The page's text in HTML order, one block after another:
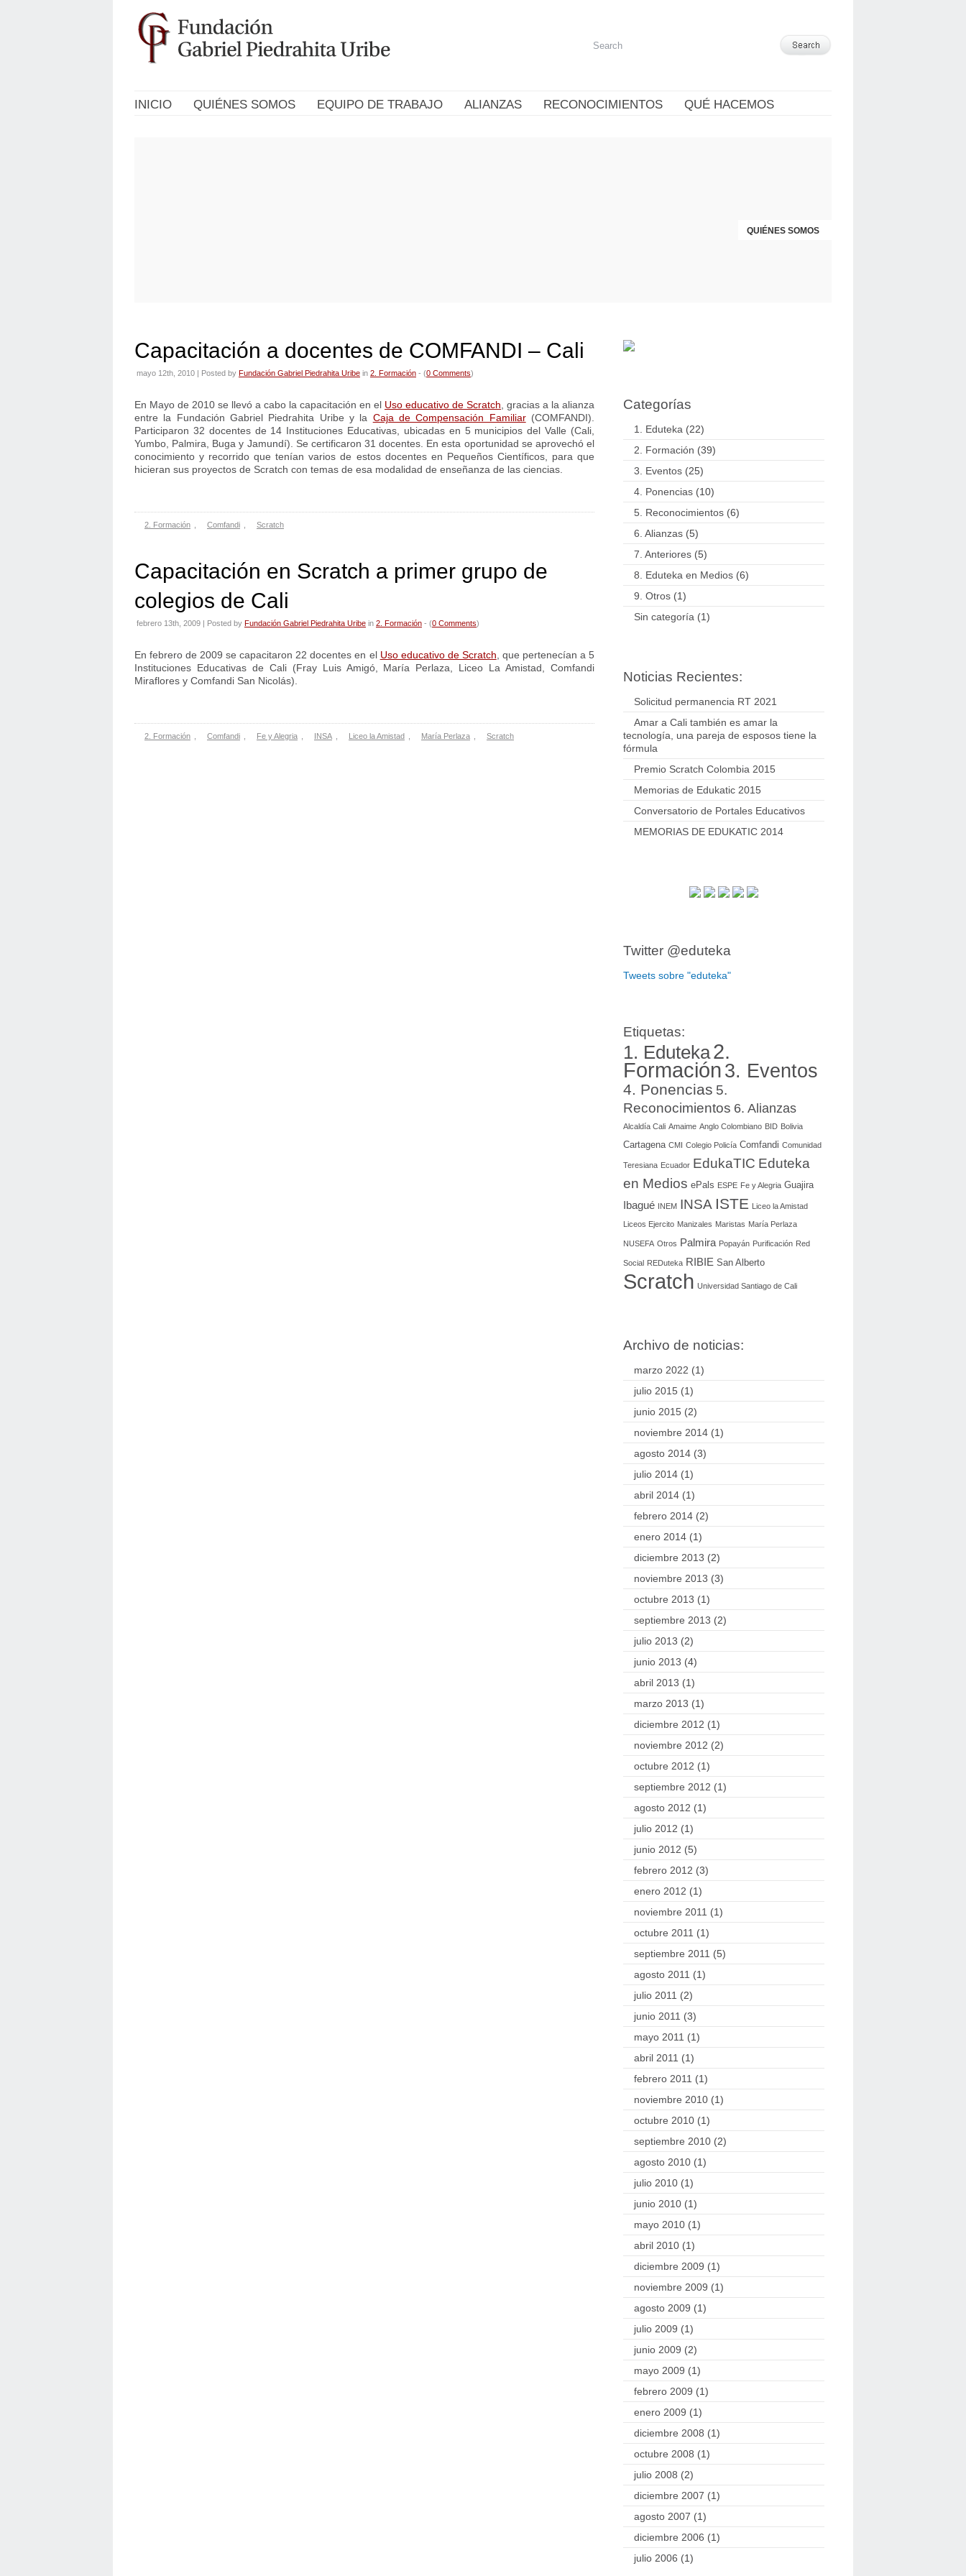
INICIO QUIÉNES SOMOS EQUIPO DE TRABAJO ALIANZAS RECONOCIMIENTOS QUÉ HACEMOS
QUIÉNES SOMOS
Capacitación a docentes de COMFANDI – Cali
mayo 12th, 2010 | Posted by Fundación Gabriel Piedrahita Uribe in 2. Formación - (0 Comments)
En Mayo de 2010 se llevó a cabo la capacitación en el Uso educativo de Scratch , gracias a la alianza
entre la Fundación Gabriel Piedrahita Uribe y la Caja de Compensación Familiar(COMFANDI).
Participaron 32 docentes de 14 Instituciones Educativas, ubicadas en 5 municipios del Valle (Cali,
Yumbo, Palmira, Buga y Jamundí). Se certificaron 31 docentes. En esta oportunidad se aprovechó el
conocimiento y recorrido que tenían varios de estos docentes en Pequeños Científicos, para que
hicieran sus proyectos de Scratch con temas de esa modalidad de enseñanza de las ciencias.
2. Formación Comfandi Scratch
Capacitación en Scratch a primer grupo de
colegios de Cali
febrero 13th, 2009 | Posted by Fundación Gabriel Piedrahita Uribe in 2. Formación - (0 Comments)
En febrero de 2009 se capacitaron 22 docentes en el Uso educativo de Scratch , que pertenecían a 5
Instituciones Educativas de Cali (Fray Luis Amigó, María Perlaza, Liceo La Amistad, Comfandi
Miraflores y Comfandi San Nicolás).
2. Formación Comfandi Fe y Alegria INSA Liceo la Amistad María Perlaza Scratch
Categorías
1. Eduteka (22)
2. Formación (39)
3. Eventos (25)
4. Ponencias (10)
5. Reconocimientos (6)
6. Alianzas (5)
7. Anteriores (5)
8. Eduteka en Medios (6)
9. Otros (1)
Sin categoría (1)
Noticias Recientes:
Solicitud permanencia RT 2021
Amar a Cali también es amar la
tecnología, una pareja de esposos tiene la
fórmula
Premio Scratch Colombia 2015
Memorias de Edukatic 2015
Conversatorio de Portales Educativos
MEMORIAS DE EDUKATIC 2014
Twitter @eduteka
Tweets sobre "eduteka"
Etiquetas:
1. Eduteka2.
Formación 3. Eventos
4. Ponencias 5.
Reconocimientos 6. Alianzas
Alcaldía Cali Amaime Anglo Colombiano BID Bolivia
Cartagena CMI Colegio Policía Comfandi Comunidad
Teresiana Ecuador EdukaTIC Eduteka
en Medios ePals ESPE Fe y Alegria Guajira
Ibagué INEM INSA ISTE Liceo la Amistad
Liceos Ejercito Manizales Maristas María Perlaza
NUSEFA Otros Palmira Popayán Purificación Red
Social REDuteka RIBIE San Alberto
Scratch Universidad Santiago de Cali
Archivo de noticias:
marzo 2022 (1)
julio 2015 (1)
junio 2015 (2)
noviembre 2014 (1)
agosto 2014 (3)
julio 2014 (1)
abril 2014 (1)
febrero 2014 (2)
enero 2014 (1)
diciembre 2013 (2)
noviembre 2013 (3)
octubre 2013 (1)
septiembre 2013 (2)
julio 2013 (2)
junio 2013 (4)
abril 2013 (1)
marzo 2013 (1)
diciembre 2012 (1)
noviembre 2012 (2)
octubre 2012 (1)
septiembre 2012 (1)
agosto 2012 (1)
julio 2012 (1)
junio 2012 (5)
febrero 2012 (3)
enero 2012 (1)
noviembre 2011 (1)
octubre 2011 (1)
septiembre 2011 (5)
agosto 2011 (1)
julio 2011 (2)
junio 2011 (3)
mayo 2011 (1)
abril 2011 (1)
febrero 2011 (1)
noviembre 2010 (1)
octubre 2010 (1)
septiembre 2010 (2)
agosto 2010 (1)
julio 2010 (1)
junio 2010 (1)
mayo 2010 (1)
abril 2010 (1)
diciembre 2009 (1)
noviembre 2009 (1)
agosto 2009 (1)
julio 2009 (1)
junio 2009 (2)
mayo 2009 (1)
febrero 2009 (1)
enero 2009 (1)
diciembre 2008 (1)
octubre 2008 (1)
julio 2008 (2)
diciembre 2007 (1)
agosto 2007 (1)
diciembre 2006 (1)
julio 2006 (1)